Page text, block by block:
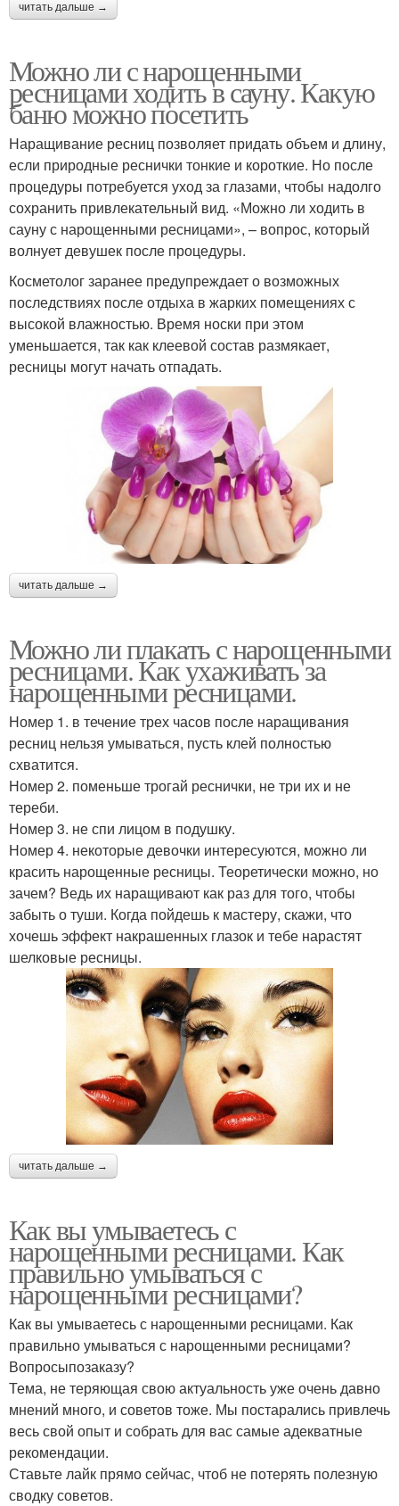
читать дальше →
Можно ли с нарощенными
ресницами ходить в сауну. Какую
баню можно посетить
Наращивание ресниц позволяет придать объем и длину,
если природные реснички тонкие и короткие. Но после
процедуры потребуется уход за глазами, чтобы надолго
сохранить привлекательный вид. «Можно ли ходить в
сауну с нарощенными ресницами», – вопрос, который
волнует девушек после процедуры.
Косметолог заранее предупреждает о возможных
последствиях после отдыха в жарких помещениях с
высокой влажностью. Время носки при этом
уменьшается, так как клеевой состав размякает,
ресницы могут начать отпадать.
читать дальше →
Можно ли плакать с нарощенными
ресницами. Как ухаживать за
нарощенными ресницами.
Номер 1. в течение трех часов после наращивания
ресниц нельзя умываться, пусть клей полностью
схватится.
Номер 2. поменьше трогай реснички, не три их и не
тереби.
Номер 3. не спи лицом в подушку.
Номер 4. некоторые девочки интересуются, можно ли
красить нарощенные ресницы. Теоретически можно, но
зачем? Ведь их наращивают как раз для того, чтобы
забыть о туши. Когда пойдешь к мастеру, скажи, что
хочешь эффект накрашенных глазок и тебе нарастят
шелковые ресницы.
читать дальше →
Как вы умываетесь с
нарощенными ресницами. Как
правильно умываться с
нарощенными ресницами?
Как вы умываетесь с нарощенными ресницами. Как
правильно умываться с нарощенными ресницами?
Вопросыпозаказу?
Тема, не теряющая свою актуальность уже очень давно
мнений много, и советов тоже. Мы постарались привлечь
весь свой опыт и собрать для вас самые адекватные
рекомендации.
Ставьте лайк прямо сейчас, чтоб не потерять полезную
сводку советов.